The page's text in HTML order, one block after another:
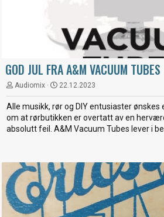
GOD JUL FRA A&M VACUUM TUBES
Audiomix 22.12.2023
Alle musikk, rør og DIY entusiaster ønskes
om at rørbutikken er overtatt av en
absolutt feil. A&M Vacuum Tubes lever i